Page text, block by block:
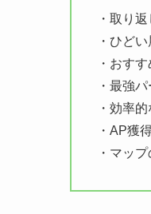
・取り
・ひど
・おす
・最強
・効率
・AP獲
・マッ